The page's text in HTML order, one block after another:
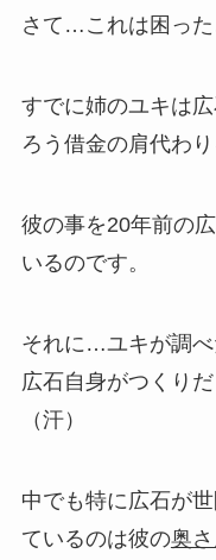
さて…これは困った
すでに姉のユキは
ろう借金の肩代わ
彼の事を20年前の
いるのです。
それに…ユキが調べ
広石自身がつくり
（汗）
中でも特に広石が
ているのは彼の奥